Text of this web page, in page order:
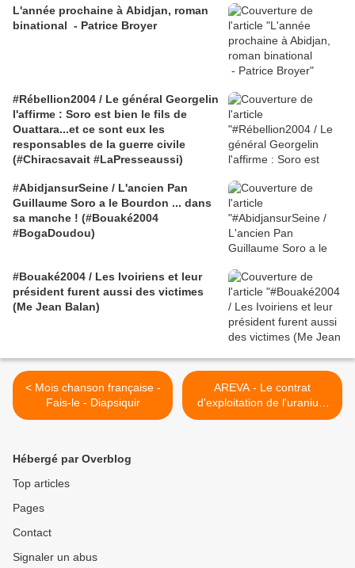
L'année prochaine à Abidjan, roman
binational - Patrice Broyer
#Rébellion2004 / Le général Georgelin
l'affirme : Soro est bien le fils de
Ouattara...et ce sont eux les
responsables de la guerre civile
(#Chiracsavait #LaPresseaussi)
#AbidjansurSeine / L'ancien Pan
Guillaume Soro a le Bourdon ... dans
sa manche ! (#Bouaké2004
#BogaDoudou)
#Bouaké2004 / Les Ivoiriens et leur
président furent aussi des victimes
(Me Jean Balan)
< Mois chanson française -
Fais-le - Diapsiquir
AREVA - Le contrat
d'exploitation de l'uranium
nigérien arrive à terme au
Hébergé par Overblog
Top articles
Pages
Contact
Signaler un abus